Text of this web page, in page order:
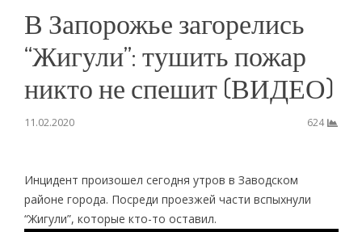
В Запорожье загорелись
“Жигули”: тушить пожар
никто не спешит (ВИДЕО)
11.02.2020 624
Инцидент произошел сегодня утров в Заводском
районе города. Посреди проезжей части вспыхнули
“Жигули”, которые кто-то оставил.